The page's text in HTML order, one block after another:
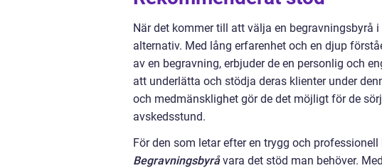
När det kommer till att välja en begravningsbyrå
alternativ. Med lång erfarenhet och en djup
av en begravning, erbjuder de en personlig och
att underlätta och stödja deras klienter under
och medmänsklighet gör de det möjligt för de
avskedsstund.
För den som letar efter en trygg och
Begravningsbyrå vara det stöd man behöver.